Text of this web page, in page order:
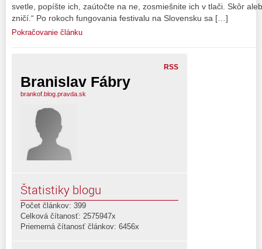
svetle, popíšte ich, zaútočte na ne, zosmiešnite ich v tlači. Skôr
zničí.“ Po rokoch fungovania festivalu na Slovensku sa […]
Pokračovanie článku
RSS
Branislav Fábry
brankof.blog.pravda.sk
Štatistiky blogu
Počet článkov: 399
Celková čítanosť: 2575947x
Priemerná čítanosť článkov: 6456x